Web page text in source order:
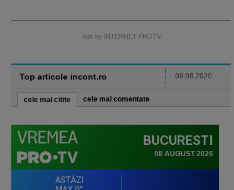
Ads by INTERNET PROTV
Top articole incont.ro 08.08.2026
cele mai citite cele mai comentate